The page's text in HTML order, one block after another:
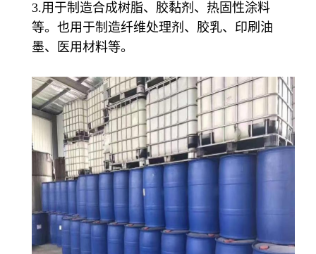
3.用于制造合成树脂、胶黏剂、热固性涂料
等。也用于制造纤维处理剂、胶乳、印刷油
墨、医用材料等。